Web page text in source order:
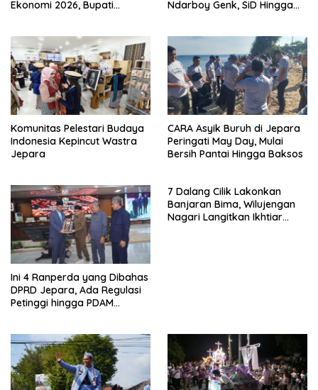
Ekonomi 2026, Bupati
Ndarboy Genk, SiD Hingga
Komunitas Pelestari Budaya
Indonesia Kepincut Wastra
Jepara
CARA Asyik Buruh di Jepara
Peringati May Day, Mulai
Bersih Pantai Hingga Baksos
Ini 4 Ranperda yang Dibahas
DPRD Jepara, Ada Regulasi
Petinggi hingga PDAM
7 Dalang Cilik Lakonkan
Banjaran Bima, Wilujengan
Nagari Langitkan Ikhtiar